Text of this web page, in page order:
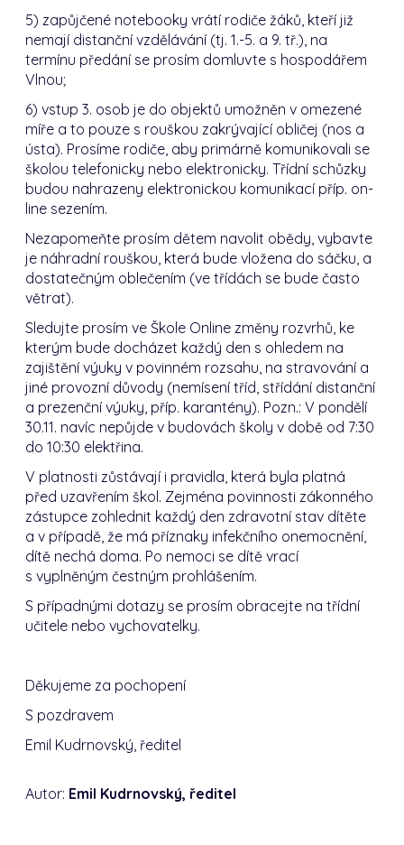
5) zapůjčené notebooky vrátí rodiče žáků, kteří již
nemají distanční vzdělávání (tj. 1.-5. a 9. tř.), na
termínu předání se prosím domluvte s hospodářem
Vlnou;
6) vstup 3. osob je do objektů umožněn v omezené
míře a to pouze s rouškou zakrývající obličej (nos a
ústa). Prosíme rodiče, aby primárně komunikovali se
školou telefonicky nebo elektronicky. Třídní schůzky
budou nahrazeny elektronickou komunikací příp. on-
line sezením.
Nezapomeňte prosím dětem navolit obědy, vybavte
je náhradní rouškou, která bude vložena do sáčku, a
dostatečným oblečením (ve třídách se bude často
větrat).
Sledujte prosím ve Škole Online změny rozvrhů, ke
kterým bude docházet každý den s ohledem na
zajištění výuky v povinném rozsahu, na stravování a
jiné provozní důvody (nemísení tříd, střídání distanční
a prezenční výuky, příp. karantény). Pozn.: V pondělí
30.11. navíc nepůjde v budovách školy v době od 7:30
do 10:30 elektřina.
V platnosti zůstávají i pravidla, která byla platná
před uzavřením škol. Zejména povinnosti zákonného
zástupce zohlednit každý den zdravotní stav dítěte
a v případě, že má příznaky infekčního onemocnění,
dítě nechá doma. Po nemoci se dítě vrací
s vyplněným čestným prohlášením.
S případnými dotazy se prosím obracejte na třídní
učitele nebo vychovatelky.
Děkujeme za pochopení
S pozdravem
Emil Kudrnovský, ředitel
Autor: Emil Kudrnovský, ředitel